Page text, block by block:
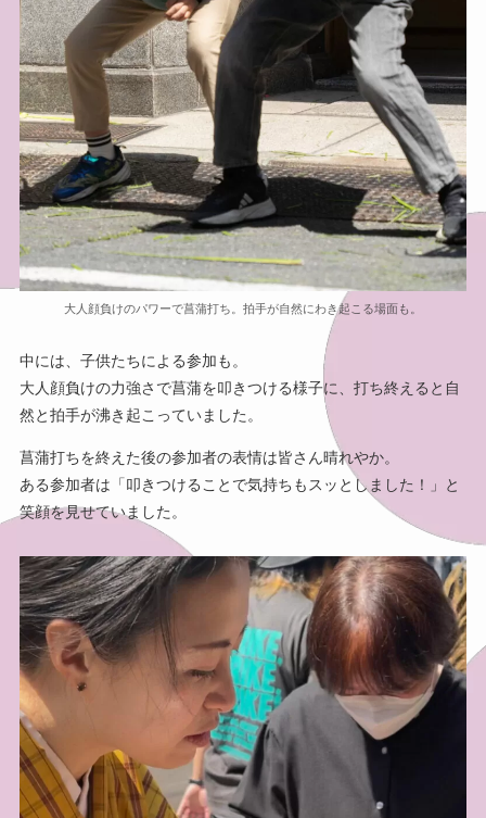
大人顔負けのパワーで菖蒲打ち。拍手が自然にわき起こる場面も。
中には、子供たちによる参加も。
大人顔負けの力強さで菖蒲を叩きつける様子に、打ち終えると自
然と拍手が沸き起こっていました。
菖蒲打ちを終えた後の参加者の表情は皆さん晴れやか。
ある参加者は「叩きつけることで気持ちもスッとしました！」と
笑顔を見せていました。